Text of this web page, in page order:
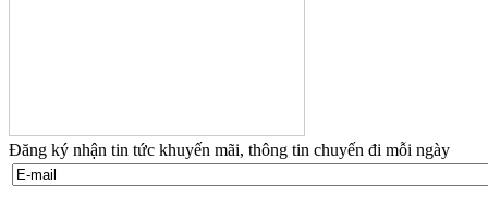
Đăng ký nhận tin tức khuyến mãi, thông tin chuyến đi mỗi ngày